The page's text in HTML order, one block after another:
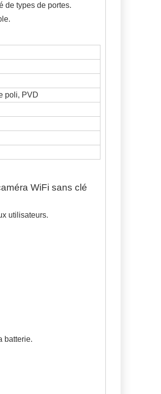
de types de portes.
poli, PVD
WiFi sans clé
utilisateurs.
batterie.